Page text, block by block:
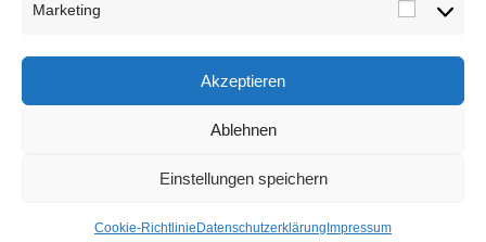
Marketing
Akzeptieren
Ablehnen
Einstellungen speichern
Cookie-Richtlinie Datenschutzerklärung Impressum
Datenschutzerklärung